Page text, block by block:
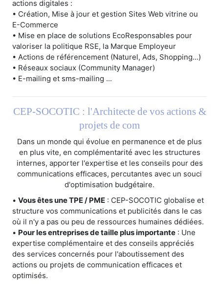
actions digitales :
• Création, Mise à jour et gestion Sites Web vitrine ou
E-Commerce
• Mise en place de solutions EcoResponsables pour
valoriser la politique RSE, la Marque Employeur
• Actions de référencement (Naturel, Ads, Shopping...)
• Réseaux sociaux (Community Manager)
• E-mailing et sms-mailing ...
CEP-SOCOTIC : l'Architecte de vos actions &
projets de com
Dans un monde qui évolue en permanence et de plus
en plus vite, en complémentarité avec les structures
internes, apporter l'expertise et les conseils pour des
communications efficaces, percutantes avec un souci
d'optimisation budgétaire.
• Vous êtes une TPE / PME : CEP-SOCOTIC globalise et
structure vos communications et publicités dans le cas
où il n'y a pas ou peu de ressources humaines dédiées.
• Pour les entreprises de taille plus importante : Une
expertise complémentaire et des conseils appréciés
des services concernés pour l'aboutissement des
actions ou projets de communication efficaces et
optimisés.